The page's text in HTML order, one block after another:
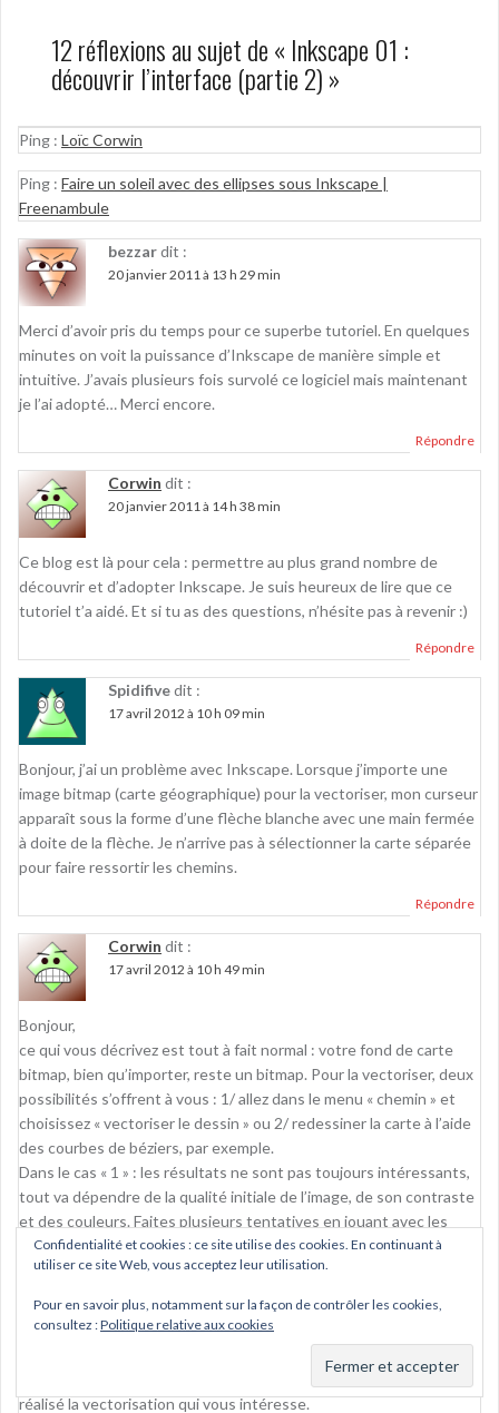
12 réflexions au sujet de « Inkscape 01 :
découvrir l’interface (partie 2)»
Ping : Loïc Corwin
Ping : Faire un soleil avec des ellipses sous Inkscape |
Freenambule
bezzardit :
20 janvier 2011 à 13 h 29 min
Merci d’avoir pris du temps pour ce superbe tutoriel. En quelques
minutes on voit la puissance d’Inkscape de manière simple et
intuitive. J’avais plusieurs fois survolé ce logiciel mais maintenant
je l’ai adopté… Merci encore.
Répondre
Corwin dit :
20 janvier 2011 à 14 h 38 min
Ce blog est là pour cela : permettre au plus grand nombre de
découvrir et d’adopter Inkscape. Je suis heureux de lire que ce
tutoriel t’a aidé. Et si tu as des questions, n’hésite pas à revenir :)
Répondre
Spidifivedit :
17 avril 2012 à 10 h 09 min
Bonjour, j’ai un problème avec Inkscape. Lorsque j’importe une
image bitmap (carte géographique) pour la vectoriser, mon curseur
apparaît sous la forme d’une flèche blanche avec une main fermée
à doite de la flèche. Je n’arrive pas à sélectionner la carte séparée
pour faire ressortir les chemins.
Répondre
Corwin dit :
17 avril 2012 à 10 h 49 min
Bonjour,
ce qui vous décrivez est tout à fait normal : votre fond de carte
bitmap, bien qu’importer, reste un bitmap. Pour la vectoriser, deux
possibilités s’offrent à vous : 1/ allez dans le menu « chemin » et
choisissez « vectoriser le dessin » ou 2/ redessiner la carte à l’aide
des courbes de béziers, par exemple.
Dans le cas « 1 » : les résultats ne sont pas toujours intéressants,
tout va dépendre de la qualité initiale de l’image, de son contraste
et des couleurs. Faites plusieurs tentatives en jouant avec les
options.
Dans le cas « 2 » : bien évidemment, c’est beaucoup plus lent, mais
Une dernière possibilité cependant : rendez-vous sur
le moteur de recherche. Il se pourrait que quelqu’un ait déjà
réalisé la vectorisation qui vous intéresse.
Confidentialité et cookies : ce site utilise des cookies. En continuant à
utiliser ce site Web, vous acceptez leur utilisation.
Pour en savoir plus, notamment sur la façon de contrôler les cookies,
consultez :Politique relative aux cookies